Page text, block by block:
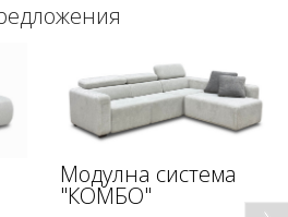
Модулна система
"КОМБО"